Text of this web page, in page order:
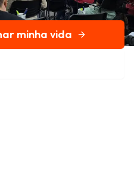
minha vida